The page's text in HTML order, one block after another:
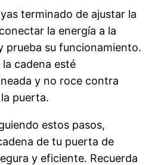
terminado de ajustar la
la energía a la
prueba su funcionamiento.
cadena esté
y no roce contra
puerta.
estos pasos,
de tu puerta de
y eficiente. Recuerda